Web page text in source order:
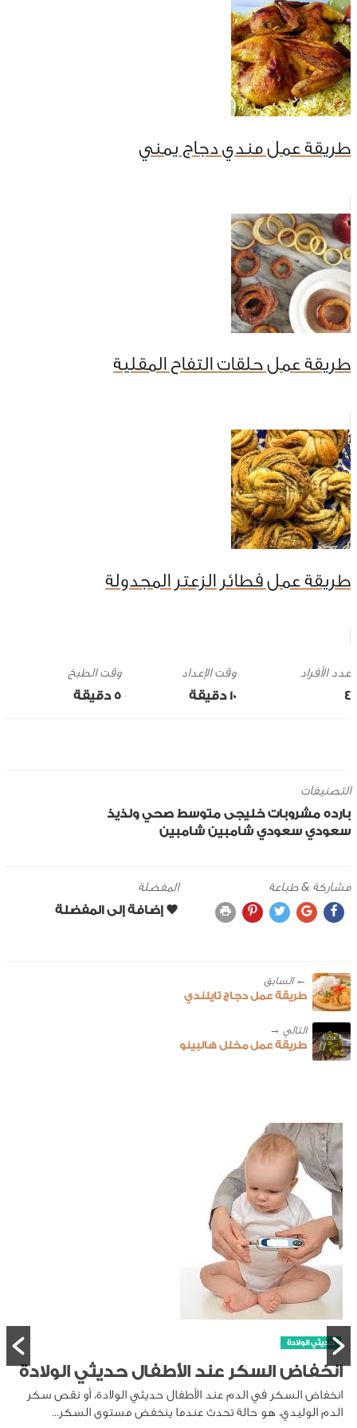
طريقة عمل مندي دجاج يمني
طريقة عمل حلقات التفاح المقلية
طريقة عمل فطائر الزعتر المجدولة
4
وقت الإعداد
10 ‎دقيقة
وقت الطبخ
5 ‎دقيقة
التصنيفات
بارده مشروبات خليجى متوسط صحي ولذيذ
سعودي سعودي شامبين شامبين
مشاركة & طباعة المفضلة
← ‎السابق
طريقة عمل دجاج تايلندي
طريقة عمل مخلل هالبينو